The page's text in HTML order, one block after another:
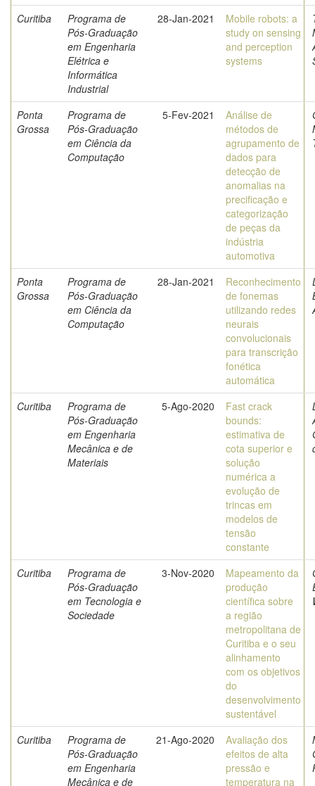
Curitiba
Programa de
Pós-Graduação
em Engenharia
Elétrica e
Informática
Industrial
28-Jan-2021
Mobile robots: a
study on sensing
and perception
systems
Ponta
Grossa
Programa de
Pós-Graduação
em Ciência da
Computação
5-Fev-2021
Análise de
métodos de
agrupamento de
dados para
detecção de
anomalias na
precificação e
categorização
de peças da
indústria
automotiva
Ponta
Grossa
Programa de
Pós-Graduação
em Ciência da
Computação
28-Jan-2021
Reconhecimento
de fonemas
utilizando redes
neurais
convolucionais
para transcrição
fonética
automática
Curitiba
Programa de
Pós-Graduação
em Engenharia
Mecânica e de
Materiais
5-Ago-2020
Fast crack
bounds:
estimativa de
cota superior e
solução
numérica a
evolução de
trincas em
modelos de
tensão
constante
Curitiba
Programa de
Pós-Graduação
em Tecnologia e
Sociedade
3-Nov-2020
Mapeamento da
produção
científica sobre
a região
metropolitana de
Curitiba e o seu
alinhamento
com os objetivos
do
desenvolvimento
sustentável
Curitiba
Programa de
Pós-Graduação
em Engenharia
Mecânica e de
21-Ago-2020
Avaliação dos
efeitos de alta
pressão e
temperatura na